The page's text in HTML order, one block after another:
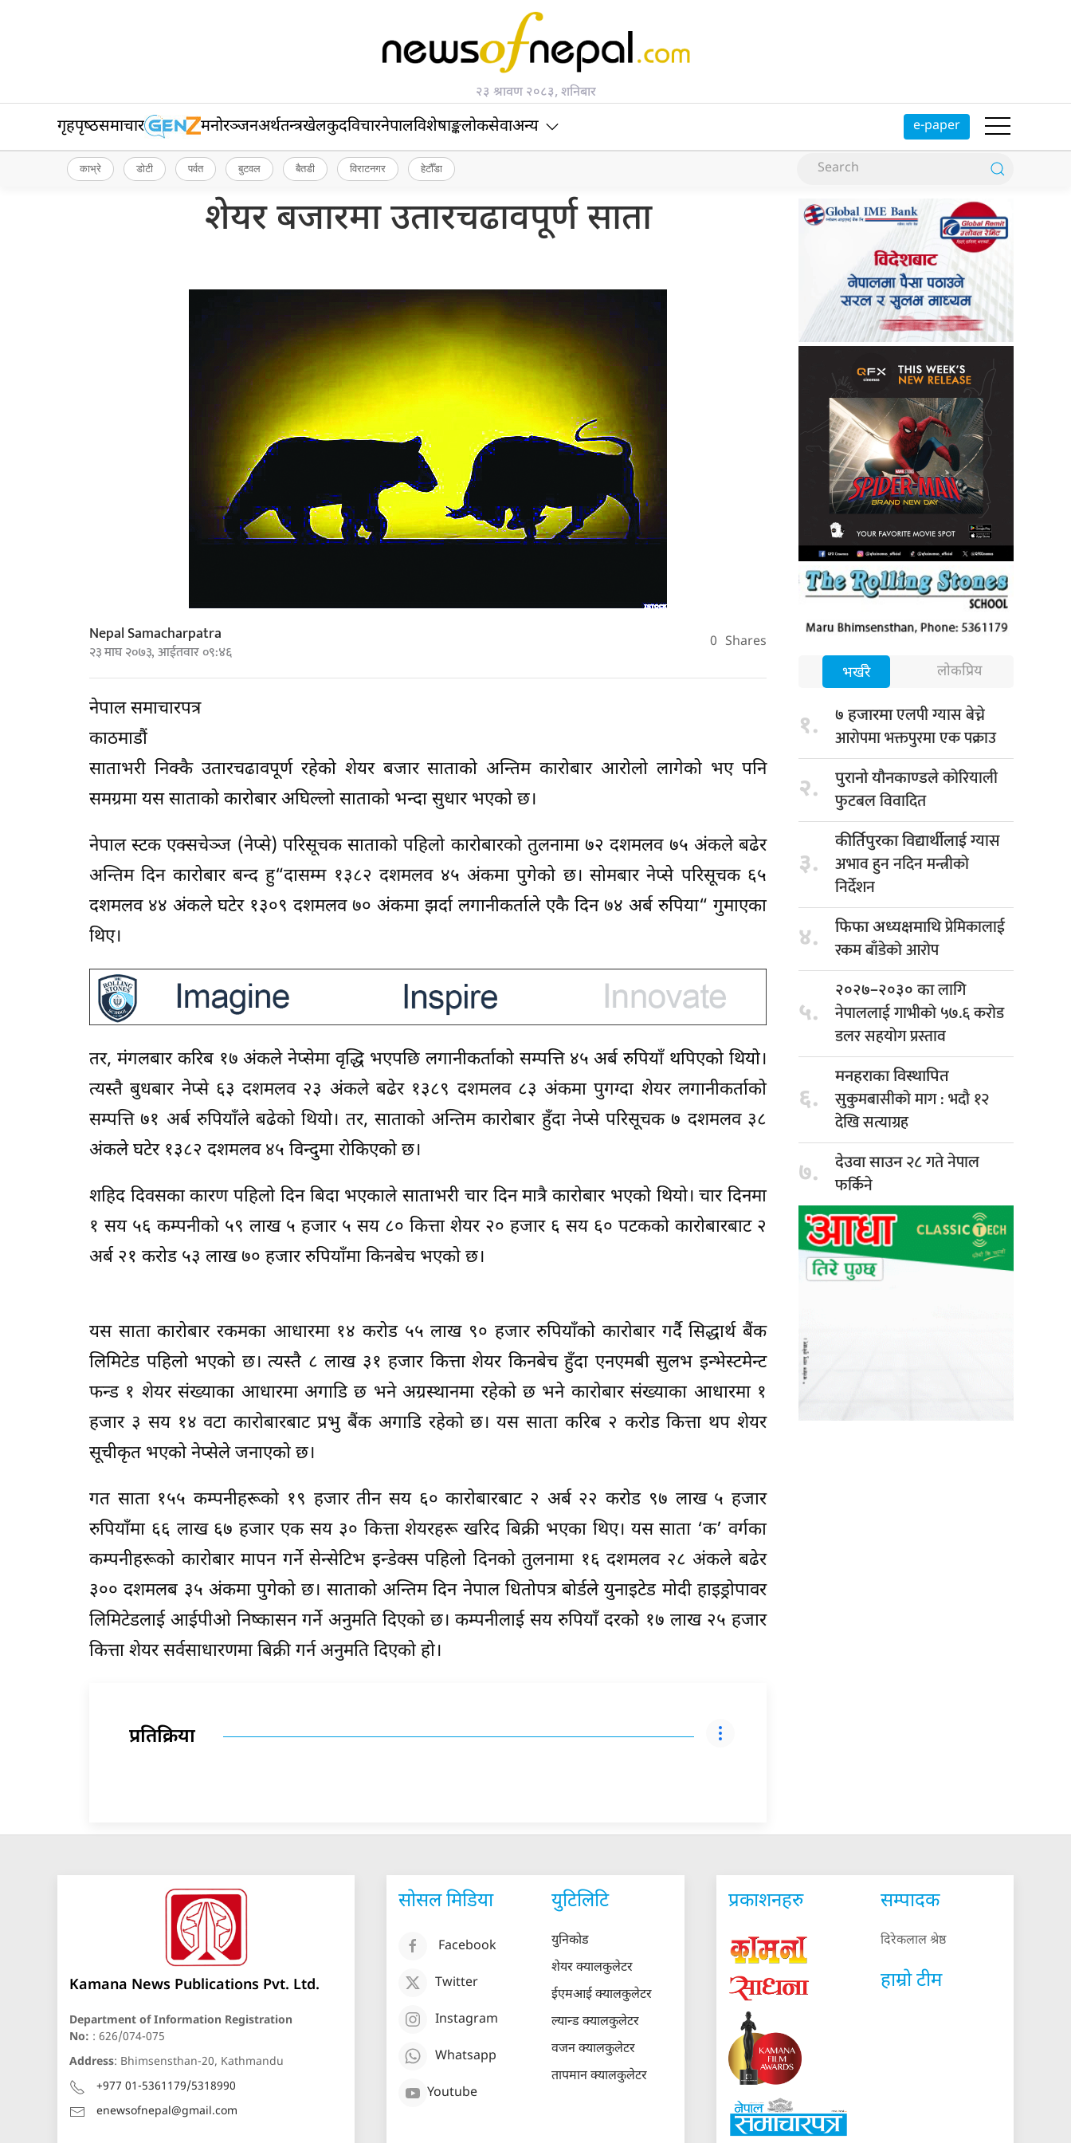
२३ श्रावण २०८३, शनिबार
गृहपृष्‍ठसमाचार मनोरञ्जनअर्थतन्त्रखेलकुदविचारनेपालविशेषाङ्कलोकसेवाअन्य e-paper
काभ्रे डोटी पर्वत बुटवल बैतडी विराटनगर हेटौँडा
शेयर बजारमा उतारचढावपूर्ण साता
Nepal Samacharpatra
२३ माघ २०७३, आईतवार ०९:४६ 0 Shares
नेपाल समाचारपत्र
काठमाडौं
साताभरी निक्कै उतारचढावपूर्ण रहेको शेयर बजार साताको अन्तिम कारोबार आरोलो लागेको भए पनि
समग्रमा यस साताको कारोबार अघिल्लो साताको भन्दा सुधार भएको छ।
नेपाल स्टक एक्सचेञ्ज (नेप्से) परिसूचक साताको पहिलो कारोबारको तुलनामा ७२ दशमलव ७५ अंकले बढेर
अन्तिम दिन कारोबार बन्द हु“दासम्म १३८२ दशमलव ४५ अंकमा पुगेको छ। सोमबार नेप्से परिसूचक ६५
दशमलव ४४ अंकले घटेर १३०९ दशमलव ७० अंकमा झर्दा लगानीकर्ताले एकै दिन ७४ अर्ब रुपिया“ गुमाएका
थिए।
तर, मंगलबार करिब १७ अंकले नेप्सेमा वृद्धि भएपछि लगानीकर्ताको सम्पत्ति ४५ अर्ब रुपियाँ थपिएको थियो।
त्यस्तै बुधबार नेप्से ६३ दशमलव २३ अंकले बढेर १३८९ दशमलव ८३ अंकमा पुगग्दा शेयर लगानीकर्ताको
सम्पत्ति ७१ अर्ब रुपियाँले बढेको थियो। तर, साताको अन्तिम कारोबार हुँदा नेप्से परिसूचक ७ दशमलव ३८
अंकले घटेर १३८२ दशमलव ४५ विन्दुमा रोकिएको छ।
शहिद दिवसका कारण पहिलो दिन बिदा भएकाले साताभरी चार दिन मात्रै कारोबार भएको थियो। चार दिनमा
१ सय ५६ कम्पनीको ५९ लाख ५ हजार ५ सय ८० कित्ता शेयर २० हजार ६ सय ६० पटकको कारोबारबाट २
अर्ब २१ करोड ५३ लाख ७० हजार रुपियाँमा किनबेच भएको छ।
यस साता कारोबार रकमका आधारमा १४ करोड ५५ लाख ९० हजार रुपियाँको कारोबार गर्दै सिद्धार्थ बैंक
लिमिटेड पहिलो भएको छ। त्यस्तै ८ लाख ३१ हजार कित्ता शेयर किनबेच हुँदा एनएमबी सुलभ इन्भेस्टमेन्ट
फन्ड १ शेयर संख्याका आधारमा अगाडि छ भने अग्रस्थानमा रहेको छ भने कारोबार संख्याका आधारमा १
हजार ३ सय १४ वटा कारोबारबाट प्रभु बैंक अगाडि रहेको छ। यस साता करिब २ करोड कित्ता थप शेयर
सूचीकृत भएको नेप्सेले जनाएको छ।
गत साता १५५ कम्पनीहरूको १९ हजार तीन सय ६० कारोबारबाट २ अर्ब २२ करोड ९७ लाख ५ हजार
रुपियाँमा ६६ लाख ६७ हजार एक सय ३० कित्ता शेयरहरू खरिद बिक्री भएका थिए। यस साता ‘क’ वर्गका
कम्पनीहरूको कारोबार मापन गर्ने सेन्सेटिभ इन्डेक्स पहिलो दिनको तुलनामा १६ दशमलव २८ अंकले बढेर
३०० दशमलब ३५ अंकमा पुगेको छ। साताको अन्तिम दिन नेपाल धितोपत्र बोर्डले युनाइटेड मोदी हाइड्रोपावर
लिमिटेडलाई आईपीओ निष्कासन गर्ने अनुमति दिएको छ। कम्पनीलाई सय रुपियाँ दरकोे १७ लाख २५ हजार
कित्ता शेयर सर्वसाधारणमा बिक्री गर्न अनुमति दिएको हो।
प्रतिक्रिया
भर्खरै लोकप्रिय
१. ७ हजारमाएलपी ग्यास बेच्ने
आरोपमा भक्तपुरमा एक पक्राउ
२. पुरानो यौनकाण्डलेकोरियाली
फुटबल विवादित
३.
कीर्तिपुरका विद्यार्थीलाईग्यास
अभाव हुन नदिन मन्त्रीको
निर्देशन
४. फिफा अध्यक्षमाथिप्रेमिकालाई
रकम बाँडेको आरोप
५.
२०२७–२०३० कालागि
नेपाललाई गाभीको ५७.६ करोड
डलर सहयोग प्रस्ताव
६.
मनहराका विस्थापित
सुकुमबासीको माग : भदौ १२
देखि सत्याग्रह
७. देउवा साउन२८ गते नेपाल
फर्किने
Kamana News Publications Pvt. Ltd.
Department of Information Registration
No: : 626/074-075
Address: Bhimsensthan-20, Kathmandu
+977 01-5361179/5318990
enewsofnepal@gmail.com
सोसल मिडिया
Facebook
Twitter
Instagram
Whatsapp
Youtube
युटिलिटि
युनिकोड
शेयर क्यालकुलेटर
ईएमआई क्यालकुलेटर
ल्यान्ड क्यालकुलेटर
वजन क्यालकुलेटर
तापमान क्यालकुलेटर
प्रकाशनहरु सम्पादक
दिरेकलाल श्रेष्ठ
हाम्रो टीम